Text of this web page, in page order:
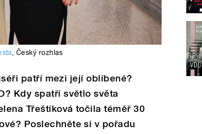
, Český rozhlas
patří mezi její oblíbené?
Kdy spatří světlo světa
Třeštíková točila téměř 30
Poslechněte si v pořadu